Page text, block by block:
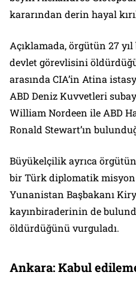
kararından derin hayal
Açıklamada, örgütün 27
devlet görevlisini
arasında CIA’in Atina
ABD Deniz Kuvvetleri
William Nordeen ile ABD
Ronald Stewart’ın
Büyükelçilik ayrıca
bir Türk diplomatik misyon
Yunanistan Başbakanı
kayınbiraderinin de
öldürdüğünü vurguladı.
Ankara: Kabul